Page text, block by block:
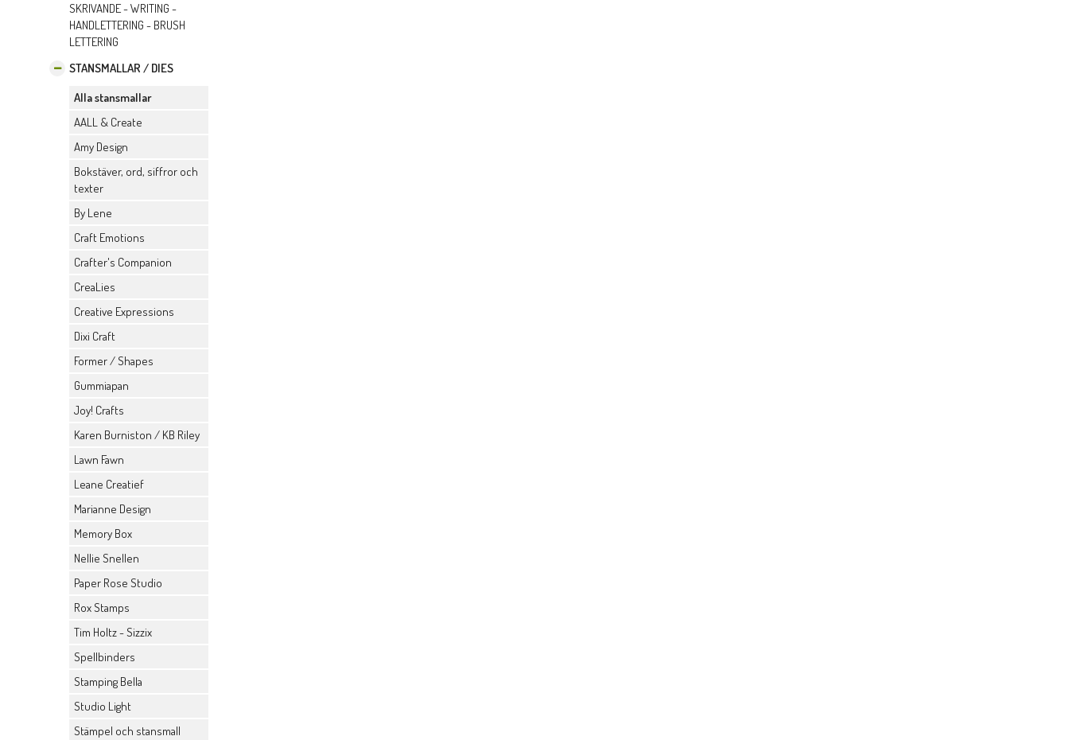
SKRIVANDE - WRITING -
HANDLETTERING - BRUSH
LETTERING
STANSMALLAR / DIES
Alla stansmallar
AALL & Create
Amy Design
Bokstäver, ord, siffror och
texter
By Lene
Craft Emotions
Crafter's Companion
CreaLies
Creative Expressions
Dixi Craft
Former / Shapes
Gummiapan
Joy! Crafts
Karen Burniston / KB Riley
Lawn Fawn
Leane Creatief
Marianne Design
Memory Box
Nellie Snellen
Paper Rose Studio
Rox Stamps
Tim Holtz - Sizzix
Spellbinders
Stamping Bella
Studio Light
Stämpel och stansmall